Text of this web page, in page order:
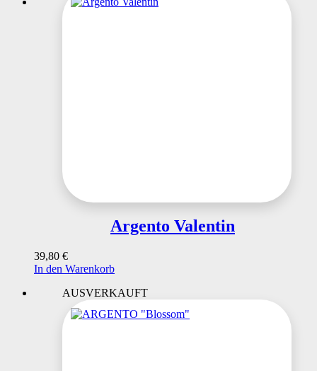
Argento Valentin
39,80 €
In den Warenkorb
AUSVERKAUFT